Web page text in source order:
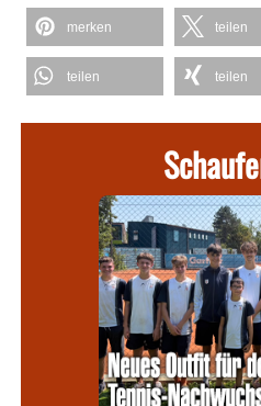
merken teilen
teilen teilen